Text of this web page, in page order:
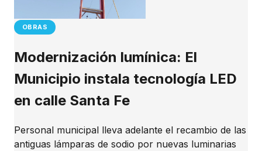
OBRAS
Modernización lumínica: El
Municipio instala tecnología LED
en calle Santa Fe
Personal municipal lleva adelante el recambio de las
antiguas lámparas de sodio por nuevas luminarias